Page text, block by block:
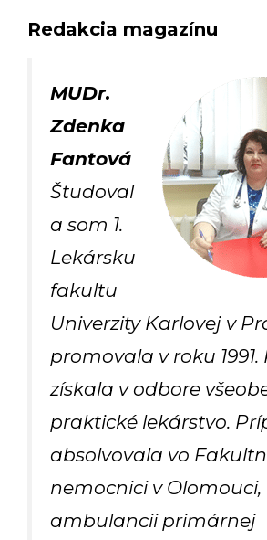
Redakcia magazínu
MUDr.
Zdenka
Fantová
Študoval
a som 1.
Lekársku
fakultu
Univerzity Karlovej v
promovala v roku 1991.
získala v odbore
praktické lekárstvo.
absolvovala vo
nemocnici v Olomouci,
ambulancii primárnej